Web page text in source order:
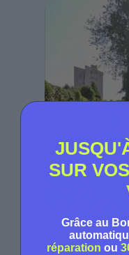
Transporte
SUR
Grâce au
réparation ou